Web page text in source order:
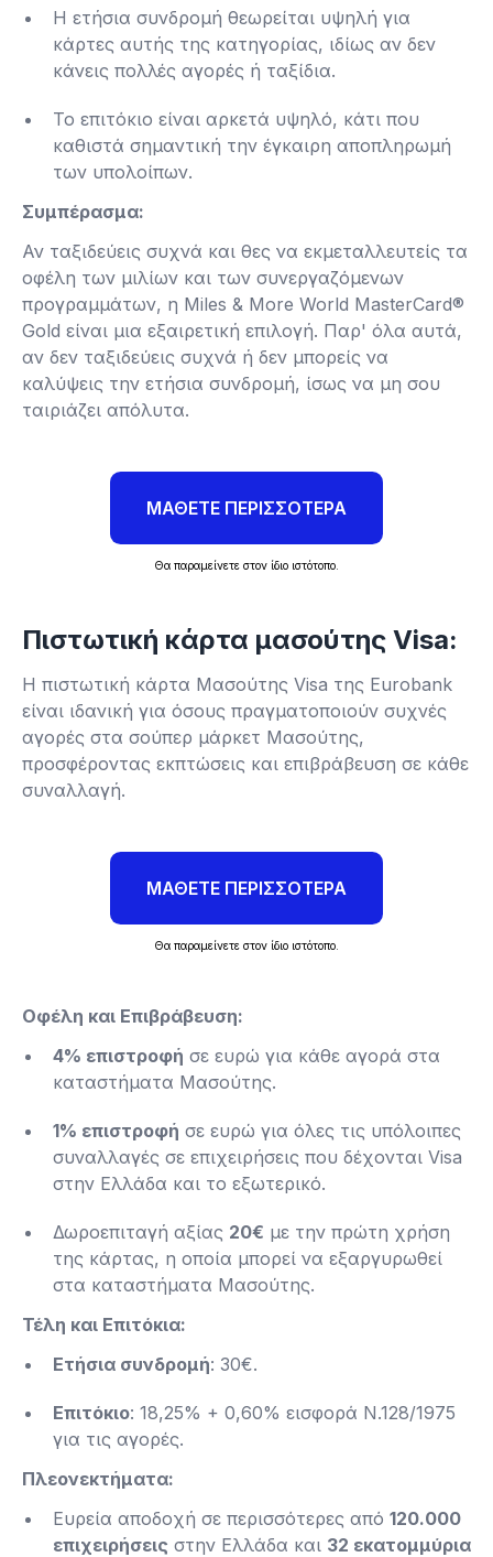
Η ετήσια συνδρομή θεωρείται υψηλή για
κάρτες αυτής της κατηγορίας, ιδίως αν δεν
κάνεις πολλές αγορές ή ταξίδια.
Το επιτόκιο είναι αρκετά υψηλό, κάτι που
καθιστά σημαντική την έγκαιρη αποπληρωμή
των υπολοίπων​.
Συμπέρασμα:
Αν ταξιδεύεις συχνά και θες να εκμεταλλευτείς τα
οφέλη των μιλίων και των συνεργαζόμενων
προγραμμάτων, η Miles & More World MasterCard®
Gold είναι μια εξαιρετική επιλογή. Παρ' όλα αυτά,
αν δεν ταξιδεύεις συχνά ή δεν μπορείς να
καλύψεις την ετήσια συνδρομή, ίσως να μη σου
ταιριάζει απόλυτα.
ΜΑΘΕΤΕ ΠΕΡΙΣΣΟΤΕΡΑ
Θα παραμείνετε στον ίδιο ιστότοπο.
Πιστωτική κάρτα μασούτης Visa:
Η πιστωτική κάρτα Μασούτης Visa της Eurobank
είναι ιδανική για όσους πραγματοποιούν συχνές
αγορές στα σούπερ μάρκετ Μασούτης,
προσφέροντας εκπτώσεις και επιβράβευση σε κάθε
συναλλαγή.
ΜΑΘΕΤΕ ΠΕΡΙΣΣΟΤΕΡΑ
Θα παραμείνετε στον ίδιο ιστότοπο.
Οφέλη και Επιβράβευση:
4% επιστροφή σε ευρώ για κάθε αγορά στα
καταστήματα Μασούτης.
1% επιστροφή σε ευρώ για όλες τις υπόλοιπες
συναλλαγές σε επιχειρήσεις που δέχονται Visa
στην Ελλάδα και το εξωτερικό.
Δωροεπιταγή αξίας 20€ με την πρώτη χρήση
της κάρτας, η οποία μπορεί να εξαργυρωθεί
στα καταστήματα Μασούτης​.
Τέλη και Επιτόκια:
Ετήσια συνδρομή: 30€.
Επιτόκιο: 18,25% + 0,60% εισφορά Ν.128/1975
για τις αγορές​.
Πλεονεκτήματα:
Ευρεία αποδοχή σε περισσότερες από 120.000
επιχειρήσεις στην Ελλάδα και 32 εκατομμύρια